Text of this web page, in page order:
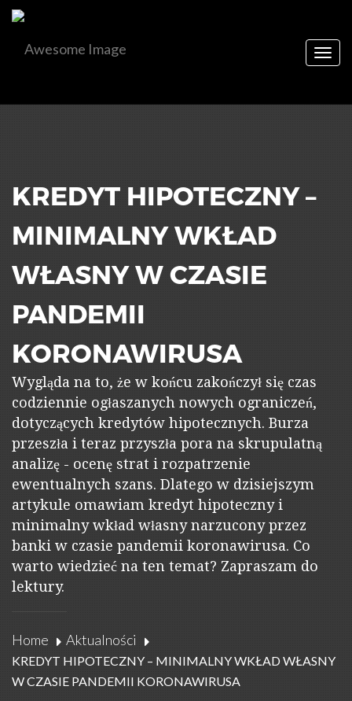
KREDYT HIPOTECZNY –
MINIMALNY WKŁAD
WŁASNY W CZASIE
PANDEMII
KORONAWIRUSA
Wygląda na to, że w końcu zakończył się czas
codziennie ogłaszanych nowych ograniczeń,
dotyczących kredytów hipotecznych. Burza
przeszła i teraz przyszła pora na skrupulatną
analizę - ocenę strat i rozpatrzenie
ewentualnych szans. Dlatego w dzisiejszym
artykule omawiam kredyt hipoteczny i
minimalny wkład własny narzucony przez
banki w czasie pandemii koronawirusa. Co
warto wiedzieć na ten temat? Zapraszam do
lektury.
Home Aktualności
KREDYT HIPOTECZNY – MINIMALNY WKŁAD WŁASNY
W CZASIE PANDEMII KORONAWIRUSA